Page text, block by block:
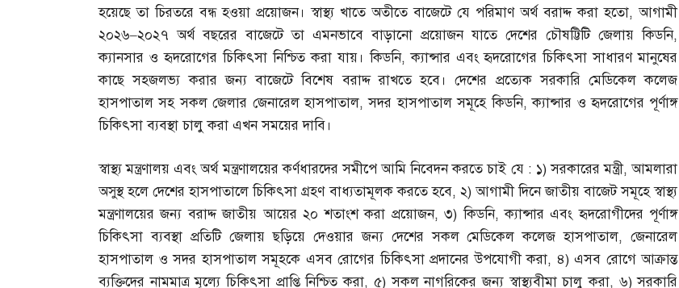
হয়েছে তা চিরতরে বন্ধ হওয়া প্রয়োজন। স্বাস্থ্য খাতে অতীতে বাজেটে যে পরিমাণ অর্থ বরাদ্দ করা হতো,আগামী
২০২৬–২০২৭ অর্থ বছরের বাজেটে তা এমনভাবে বাড়ানো প্রয়োজন যাতে দেশের চৌষট্টিটি জেলায় কিডনি,
ক্যানসার ও হৃদরোগের চিকিৎসা নিশ্চিত করা যায়। কিডনি,ক্যান্সার এবং হৃদরোগের চিকিৎসা সাধারণ মানুষের
কাছে সহজলভ্য করার জন্য বাজেটে বিশেষ বরাদ্দ রাখতে হবে। দেশের প্রত্যেক সরকারি মেডিকেল কলেজ
হাসপাতাল সহ সকল জেলার জেনারেল হাসপাতাল,সদর হাসপাতাল সমূহে কিডনি,ক্যান্সার ও হৃদরোগের পূর্ণাঙ্গ
চিকিৎসা ব্যবস্থা চালু করা এখন সময়ের দাবি।
স্বাস্থ্য মন্ত্রণালয় এবং অর্থ মন্ত্রণালয়ের কর্ণধারদের সমীপে আমি নিবেদন করতে চাই যে : ১)সরকারের মন্ত্রী,আমলারা
অসুস্থ হলে দেশের হাসপাতালে চিকিৎসা গ্রহণ বাধ্যতামূলক করতে হবে, ২)আগামী দিনে জাতীয় বাজেট সমূহে স্বাস্থ্য
মন্ত্রণালয়ের জন্য বরাদ্দ জাতীয় আয়ের ২০ শতাংশ করা প্রয়োজন,৩)কিডনি,ক্যান্সার এবং হৃদরোগীদের পূর্ণাঙ্গ
চিকিৎসা ব্যবস্থা প্রতিটি জেলায় ছড়িয়ে দেওয়ার জন্য দেশের সকল মেডিকেল কলেজ হাসপাতাল,জেনারেল
হাসপাতাল ও সদর হাসপাতাল সমূহকে এসব রোগের চিকিৎসা প্রদানের উপযোগী করা, ৪)এসব রোগে আক্রান্ত
ব্যক্তিদের নামমাত্র মূল্যে চিকিৎসা প্রাপ্তি নিশ্চিত করা, ৫)সকল নাগরিকের জন্য স্বাস্থ্যবীমা চালু করা, ৬)সরকারি